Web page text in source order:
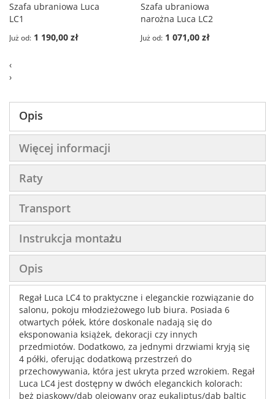
Szafa ubraniowa Luca
LC1
Już od 1 190,00 zł
Szafa ubraniowa
narożna Luca LC2
Już od 1 071,00 zł
‹
›
Opis
Więcej informacji
Raty
Transport
Instrukcja montażu
Opis
Regał Luca LC4 to praktyczne i eleganckie rozwiązanie do
salonu, pokoju młodzieżowego lub biura. Posiada 6
otwartych półek, które doskonale nadają się do
eksponowania książek, dekoracji czy innych
przedmiotów. Dodatkowo, za jednymi drzwiami kryją się
4 półki, oferując dodatkową przestrzeń do
przechowywania, która jest ukryta przed wzrokiem. Regał
Luca LC4 jest dostępny w dwóch eleganckich kolorach:
beż piaskowy/dąb olejowany oraz eukaliptus/dąb baltic